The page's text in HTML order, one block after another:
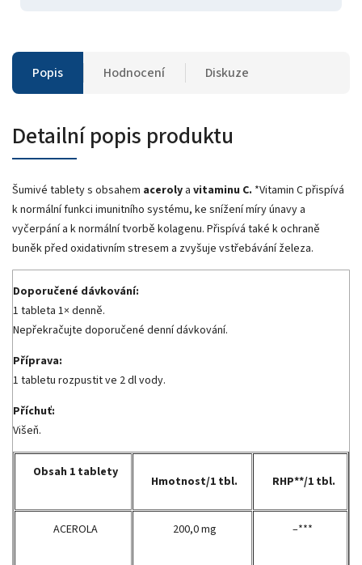
Popis Hodnocení Diskuze
Detailní popis produktu
Šumivé tablety s obsahem aceroly a vitaminu C. *Vitamin C přispívá
k normální funkci imunitního systému, ke snížení míry únavy a
vyčerpání a k normální tvorbě kolagenu. Přispívá také k ochraně
buněk před oxidativním stresem a zvyšuje vstřebávání železa.
Doporučené dávkování:
1 tableta 1× denně.
Nepřekračujte doporučené denní dávkování.
Příprava:
1 tabletu rozpustit ve 2 dl vody.
Příchuť:
Višeň.
Obsah 1 tablety
Hmotnost/1 tbl. RHP**/1 tbl.
ACEROLA 200,0 mg –***